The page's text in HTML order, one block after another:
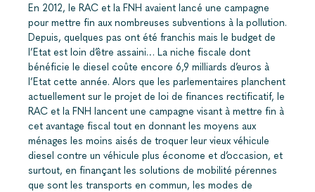
En 2012, le RAC et la FNH avaient lancé une campagne
pour mettre fin aux nombreuses subventions à la pollution.
Depuis, quelques pas ont été franchis mais le budget de
l’Etat est loin d’être assaini… La niche fiscale dont
bénéficie le diesel coûte encore 6,9 milliards d’euros à
l’Etat cette année. Alors que les parlementaires planchent
actuellement sur le projet de loi de finances rectificatif, le
RAC et la FNH lancent une campagne visant à mettre fin à
cet avantage fiscal tout en donnant les moyens aux
ménages les moins aisés de troquer leur vieux véhicule
diesel contre un véhicule plus économe et d’occasion, et
surtout, en finançant les solutions de mobilité pérennes
que sont les transports en commun, les modes de